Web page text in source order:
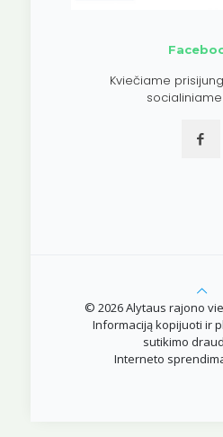
Kviečiame
socialiniame
© 2026 Alytaus rajono
Informaciją kopijuoti ir
sutikimo
Interneto